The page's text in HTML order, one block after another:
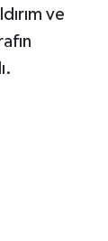
ve